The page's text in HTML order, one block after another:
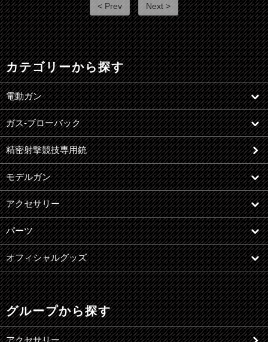
< Prev Next >
カテゴリーから探す
電動ガン
ガス-ブローバック
精密射撃競技専用銃
モデルガン
アクセサリー
パーツ
オフィシャルグッズ
グループから探す
アクセサリー